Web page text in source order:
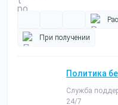
При получении
Политика
Служба
24/7